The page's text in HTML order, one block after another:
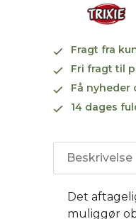
Fragt fra
Fri fragt til
Få nyheder
14 dages
Beskrivelse
Det
muliggør